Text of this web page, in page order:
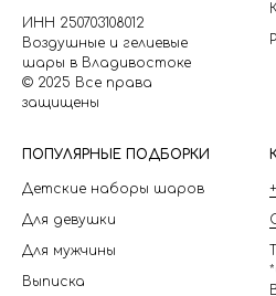
ИНН 250703108012
Воздушные и гелиевые
шары в Владивостоке
© 2025 Все права
защищены
ПОПУЛЯРНЫЕ ПОДБОРКИ
Детские наборы шаров
Для девушки
Для мужчины
Выписка